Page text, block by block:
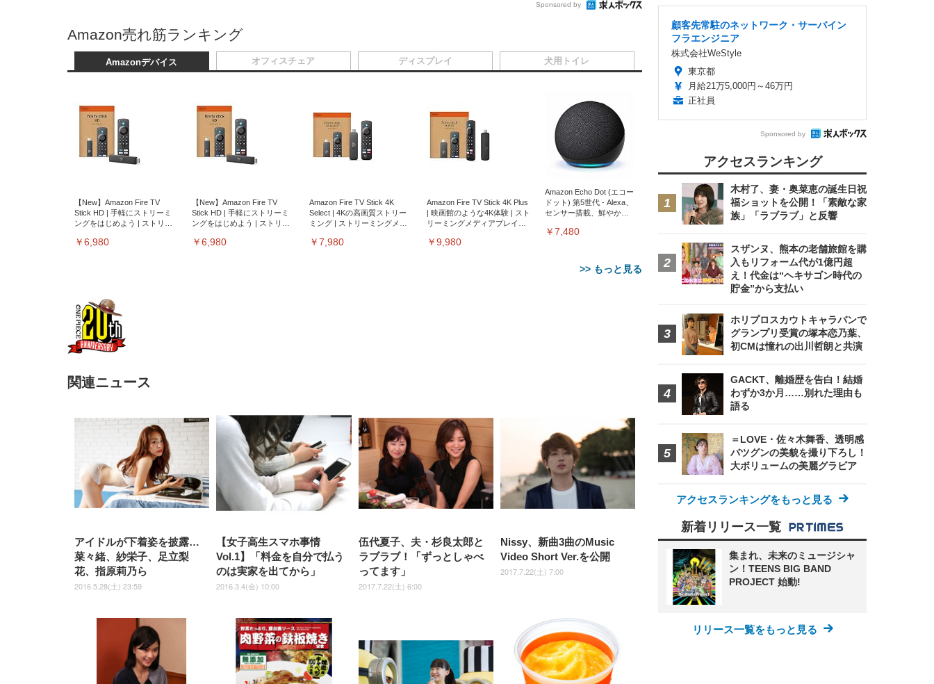
Sponsored by
Amazon売れ筋ランキング
Amazonデバイス
【New】Amazon Fire TV
Stick HD | 手軽にストリーミ
ングをはじめよう | ストリー
￥6,980
【New】Amazon Fire TV
Stick HD | 手軽にストリーミ
ングをはじめよう | ストリー
￥6,980
Amazon Fire TV Stick 4K
Select | 4Kの高画質ストリー
ミング | ストリーミングメデ
￥7,980
Amazon Fire TV Stick 4K Plus
| 映画館のような4K体験 | スト
リーミングメディアプレイヤ
￥9,980
Amazon Echo Dot (エコー
ドット) 第5世代 - Alexa、
センサー搭載、鮮やかな
￥7,480
>> もっと見る
オフィスチェア
子 テレワーク 疲れない 跳ね
上げ式アームレスト コンパク
ト 約105度ロッキング pc 事務
椅子 360度回転 座面昇降 強化
ナイロン樹脂ベース 通気性メ
ッシュ 在宅ワーク H-
WY01(黒網+黒枠+黒足)
／デスクチェア メッシュチェ
ア 人間工学 疲れない ブラッ
チェア 疲れない テレワーク
チェア 強化バックレスト 30
度ロッキング機能 人間工学 椅
子 腰サポート 90度跳ね上げ
式アームレスト 3Dヘッドレス
ト ハンガー付き 高反発クッシ
ョン PCチェア 通気性メッシ
ュ ゲーミング/勉強/事務用 お
しゃれ パソコンチェア (ブラ
ック)
￥7,680
チェア 疲れない テレワーク
チェア 強化バックレスト 30度
ロッキング機能 人間工学 椅子
腰サポート 90度跳ね上げ式ア
ームレスト 3Dヘッドレスト
ハンガー付き 高反発クッショ
ン PCチェア 通気性メッシュ
ゲーミング/勉強/事務用 おし
ゃれ パソコンチェア (ホワイ
ト)
￥7,680
ッシュ 通気性 ランバーサ
ポート付き 腰サポート ガ
ス圧無段階昇降 360度回
転 キャスター付き コンパ
クト 幅52×奥行58.5×高さ
84～96cm テレワーク 在
宅勤務 ブラック
￥4,139
ディスプレイ
EV3240X-WT | 31.5型4K
UHD・USB Type-C・ホワイ
EV2740X-WT | 27.0型4K
UHD・USB Type-C・ホワイ
ト￥109,572
ク付き（CFI-ZDM1J）
￥49,979
ニター フル
HD（1920×1080）VA 非光
沢 HDMI/DisplayPort/VGA
スピーカー内蔵 高さ調整 ス
イベル VESA対応
ComfortView ビジネス向け
￥15,800
Gaming Monitor 24” Essential ゲ
ーミングモニター QD 24.5インチ
1ms FHD 量子ドット 残像低減 (3
年保証 | 輝点保証 | 日本メーカー)
￥34,980
犬用トイレ
ーツ 薄型 レギュラー 1回使い
捨て 無香料 ホワイト 300枚
ーツ 厚型 ワイド 42枚x2袋(84
枚) ホワイト(吸収面:ライトブ
ツ L 中型犬用 26枚入り 単品
ック) 【Amazon.co.jp限定】
Smart Basic アイリスオーヤマ
ペットシーツ 超厚型 お徳用
ワイド 100枚入 (x 1) (ケース
販売)
￥3,670
【Amazon.co.jp限定】
￥3,731
関連ニュース
アイドルが下着姿を披露…
菜々緒、紗栄子、足立梨
花、指原莉乃ら
2016.5.28(土) 23:59
【女子高生スマホ事情
Vol.1】「料金を自分で払う
のは実家を出てから」
2016.3.4(金) 10:00
伍代夏子、夫・杉良太郎と
ラブラブ！「ずっとしゃべ
ってます」
2017.7.22(土) 6:00
Nissy、新曲3曲のMusic
Video Short Ver.を公開
2017.7.22(土) 7:00
顧客先常駐のネットワーク・サーバイン
フラエンジニア
株式会社WeStyle
東京都
月給21万5,000円～46万円
正社員
Sponsored by
アクセスランキング
木村了、妻・奥菜恵の誕生日祝
福ショットを公開！「素敵な家
族」「ラブラブ」と反響
スザンヌ、熊本の老舗旅館を購
入もリフォーム代が1億円超
え！代金は“ヘキサゴン時代の
貯金”から支払い
ホリプロスカウトキャラバンで
グランプリ受賞の塚本恋乃葉、
初CMは憧れの出川哲朗と共演
GACKT、離婚歴を告白！結婚
わずか3か月……別れた理由も
語る
＝LOVE・佐々木舞香、透明感
バツグンの美貌を撮り下ろし！
大ボリュームの美麗グラビア
アクセスランキングをもっと見る
新着リリース一覧
集まれ、未来のミュージシャ
ン！TEENS BIG BAND
PROJECT 始動!
リリース一覧をもっと見る